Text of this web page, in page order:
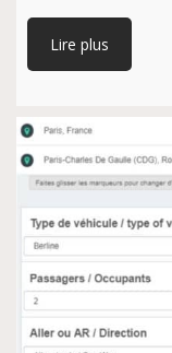
Lire plus